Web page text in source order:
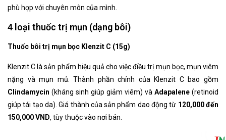
phù hợp với chuyên môn của mình.
4 loại thuốc trị mụn (dạng bôi)
Thuốc bôi trị mụn bọc Klenzit C (15g)
Klenzit C là sản phẩm hiệu quả cho việc điều trị mụn bọc, mụn viêm
nặng và mụn mủ. Thành phần chính của Klenzit C bao gồm
Clindamycin (kháng sinh giúp giảm viêm) và Adapalene (retinoid
giúp tái tạo da). Giá thành của sản phẩm dao động từ 120,000 đến
150,000 VND, tùy thuộc vào nơi bán.